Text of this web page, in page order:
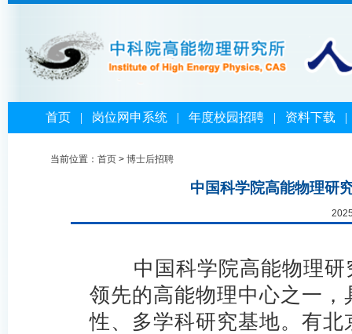
首页| 岗位网申系统| 年度校园招聘| 资料下载
当前位置： 首页 > 博士后招聘
中国科学院高能物理研
中国科学院高能物理研
领先的高能物理中心之一
性、多学科研究基地。有